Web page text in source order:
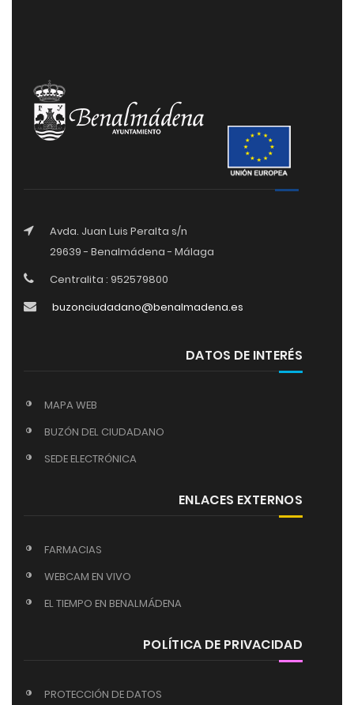
Avda. Juan Luis Peralta s/n
29639 - Benalmádena - Málaga
Centralita : 952579800
buzonciudadano@benalmadena.es
DATOS DE INTERÉS
MAPA WEB
BUZÓN DEL CIUDADANO
SEDE ELECTRÓNICA
ENLACES EXTERNOS
FARMACIAS
WEBCAM EN VIVO
EL TIEMPO EN BENALMÁDENA
POLÍTICA DE PRIVACIDAD
PROTECCIÓN DE DATOS